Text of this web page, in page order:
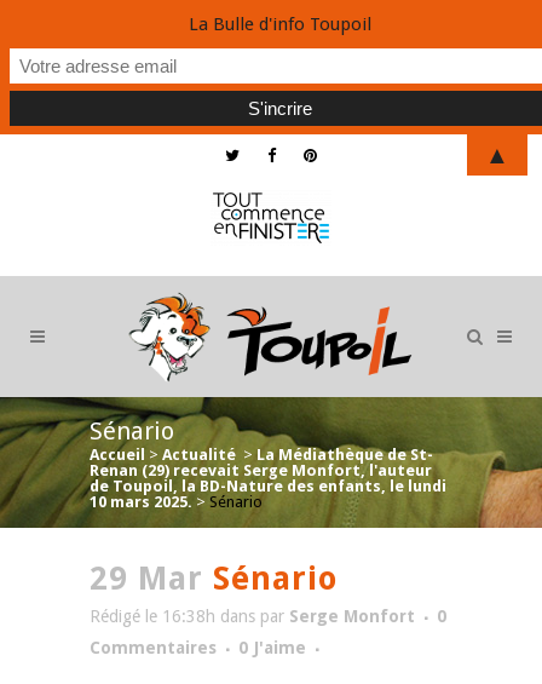
Sénario
Accueil > Actualité > La Médiathèque de St-
Renan (29) recevait Serge Monfort, l'auteur
de Toupoil, la BD-Nature des enfants, le lundi
10 mars 2025. > Sénario
29 Mar Sénario
Rédigé le 16:38h dans par Serge Monfort
0
Commentaires
0 J'aime
La Bulle d'info Toupoil
▲